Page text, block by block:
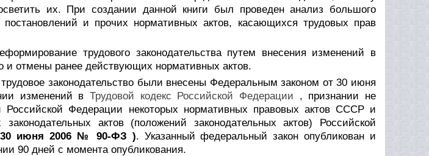
их. При создании данной книги был проведен анализ большого
постановлений и прочих нормативных актов, касающихся трудовых прав
трудового законодательства путем внесения изменений в
и отмены ранее действующих нормативных актов.
законодательство были внесены Федеральным законом от 30 июня
изменений в Трудовой кодекс Российской Федерации , признании не
Федерации некоторых нормативных правовых актов СССР и
актов (положений законодательных актов) Российской
июня 2006 № 90-ФЗ ). Указанный федеральный закон опубликован и
90 дней с момента опубликования.